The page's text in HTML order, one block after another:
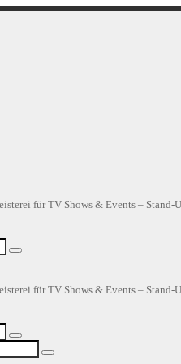
für TV Shows & Events – Stand-
Suchen …
für TV Shows & Events – Stand-
Suchen …
Suchen …